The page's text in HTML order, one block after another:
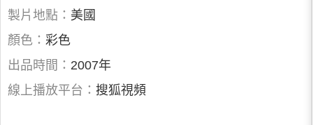
製片地點： 美國
顏色： 彩色
出品時間： 2007年
線上播放平台： 搜狐視頻